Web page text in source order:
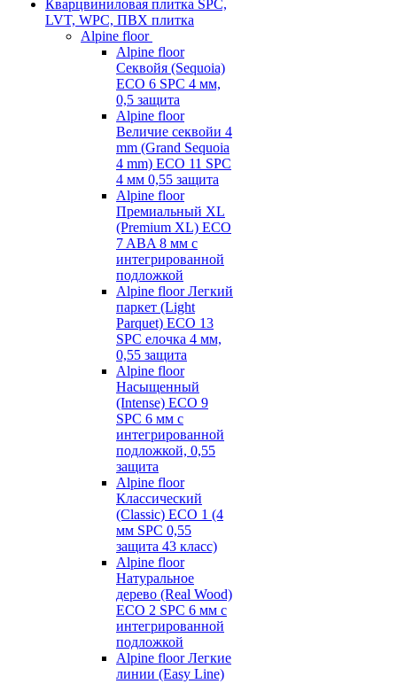
Кварцвиниловая плитка SPC,
LVT, WPC, ПВХ плитка
Alpine floor
Alpine floor
Секвойя (Sequoia)
ECO 6 SPC 4 мм,
0,5 защита
Alpine floor
Величие секвойи 4
mm (Grand Sequoia
4 mm) ECO 11 SPC
4 мм 0,55 защита
Alpine floor
Премиальный XL
(Premium XL) ECO
7 ABA 8 мм с
интегрированной
подложкой
Alpine floor Легкий
паркет (Light
Parquet) ECO 13
SPC елочка 4 мм,
0,55 защита
Alpine floor
Насыщенный
(Intense) ECO 9
SPC 6 мм с
интегрированной
подложкой, 0,55
защита
Alpine floor
Классический
(Classic) ECO 1 (4
мм SPC 0,55
защита 43 класс)
Alpine floor
Натуральное
дерево (Real Wood)
ECO 2 SPC 6 мм с
интегрированной
подложкой
Alpine floor Легкие
линии (Easy Line)